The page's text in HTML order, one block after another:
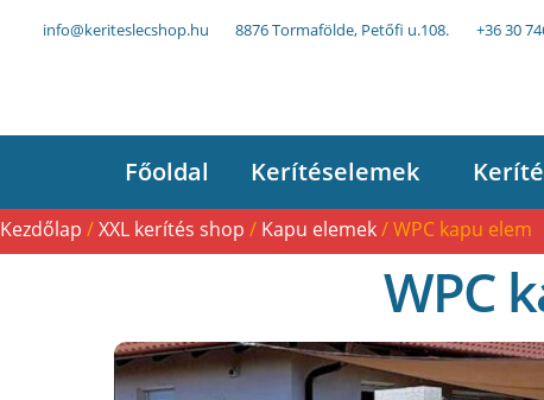
info@keriteslecshop.hu 8876 Tormafölde, Petőfi u.108. +36 30
Főoldal Kerítéselemek
Kezdőlap /XXL kerítés shop / Kapu elemek/ WPC kapu elem
WPC